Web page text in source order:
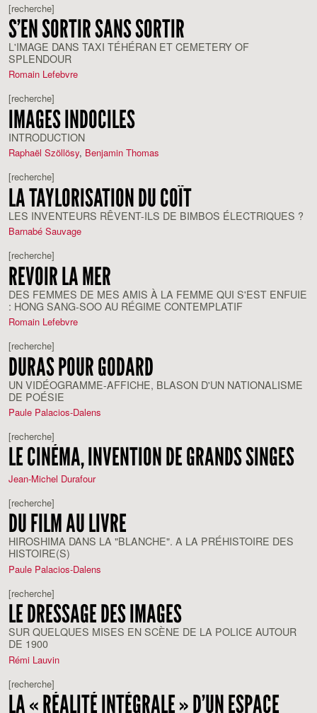
[recherche]
S’EN SORTIR SANS SORTIR
L'IMAGE DANS TAXI TÉHÉRAN ET CEMETERY OF
SPLENDOUR
Romain Lefebvre
[recherche]
IMAGES INDOCILES
INTRODUCTION
Raphaël Szöllösy, Benjamin Thomas
[recherche]
LA TAYLORISATION DU COÏT
LES INVENTEURS RÊVENT-ILS DE BIMBOS ÉLECTRIQUES ?
Barnabé Sauvage
[recherche]
REVOIR LA MER
DES FEMMES DE MES AMIS À LA FEMME QUI S'EST ENFUIE
: HONG SANG-SOO AU RÉGIME CONTEMPLATIF
Romain Lefebvre
[recherche]
DURAS POUR GODARD
UN VIDÉOGRAMME-AFFICHE, BLASON D'UN NATIONALISME
DE POÉSIE
Paule Palacios-Dalens
[recherche]
LE CINÉMA, INVENTION DE GRANDS SINGES
Jean-Michel Durafour
[recherche]
DU FILM AU LIVRE
HIROSHIMA DANS LA "BLANCHE". A LA PRÉHISTOIRE DES
HISTOIRE(S)
Paule Palacios-Dalens
[recherche]
LE DRESSAGE DES IMAGES
SUR QUELQUES MISES EN SCÈNE DE LA POLICE AUTOUR
DE 1900
Rémi Lauvin
[recherche]
LA « RÉALITÉ INTÉGRALE » D’UN ESPACE